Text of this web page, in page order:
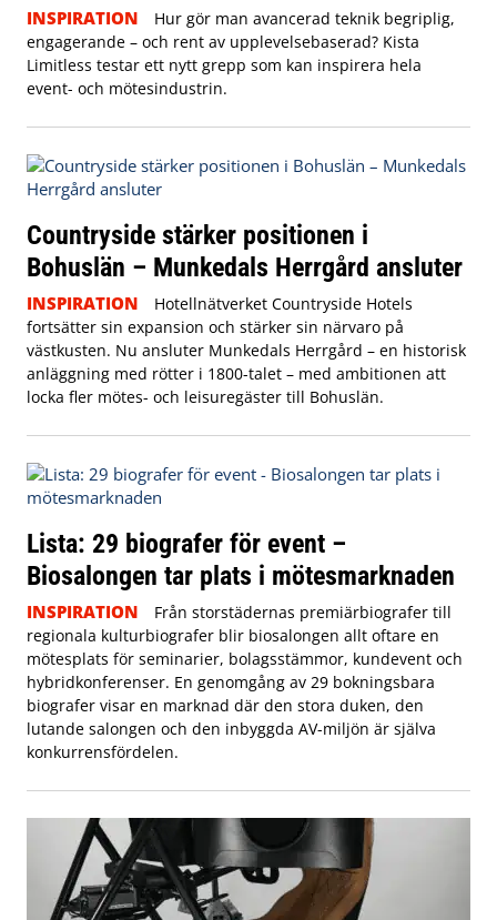
INSPIRATION
Hur gör man avancerad teknik begriplig,
engagerande – och rent av upplevelsebaserad? Kista
Limitless testar ett nytt grepp som kan inspirera hela
event- och mötesindustrin.
Countryside stärker positionen i
Bohuslän – Munkedals Herrgård ansluter
INSPIRATION
Hotellnätverket Countryside Hotels
fortsätter sin expansion och stärker sin närvaro på
västkusten. Nu ansluter Munkedals Herrgård – en historisk
anläggning med rötter i 1800-talet – med ambitionen att
locka fler mötes- och leisuregäster till Bohuslän.
Lista: 29 biografer för event –
Biosalongen tar plats i mötesmarknaden
INSPIRATION
Från storstädernas premiärbiografer till
regionala kulturbiografer blir biosalongen allt oftare en
mötesplats för seminarier, bolagsstämmor, kundevent och
hybridkonferenser. En genomgång av 29 bokningsbara
biografer visar en marknad där den stora duken, den
lutande salongen och den inbyggda AV-miljön är själva
konkurrensfördelen.